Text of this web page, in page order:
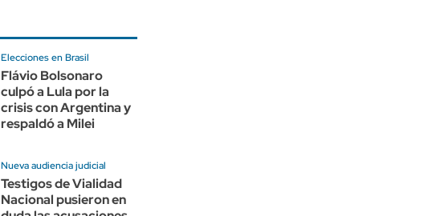
Elecciones en Brasil
Flávio Bolsonaro
culpó a Lula por la
crisis con Argentina y
respaldó a Milei
Nueva audiencia judicial
Testigos de Vialidad
Nacional pusieron en